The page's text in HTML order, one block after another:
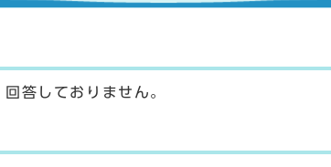
答しておりません。